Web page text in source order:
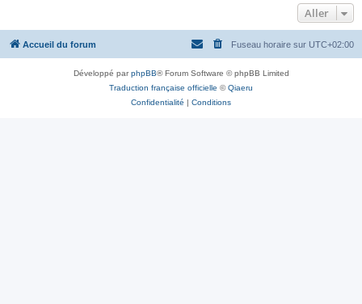
Aller
Accueil du forum Fuseau horaire sur UTC+02:00
Développé parphpBB® Forum Software © phpBB Limited
Traduction française officielle ©Qiaeru
Confidentialité | Conditions